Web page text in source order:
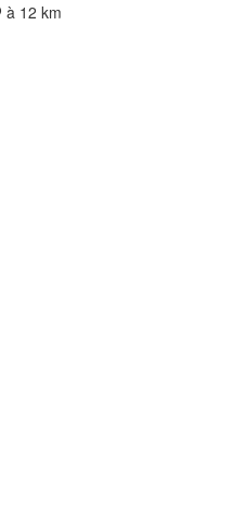
à 12 km